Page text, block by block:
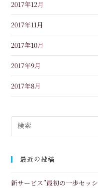
2017年12月
2017年11月
2017年10月
2017年9月
2017年8月
最近の投稿
新サービス”最初の一歩セッ